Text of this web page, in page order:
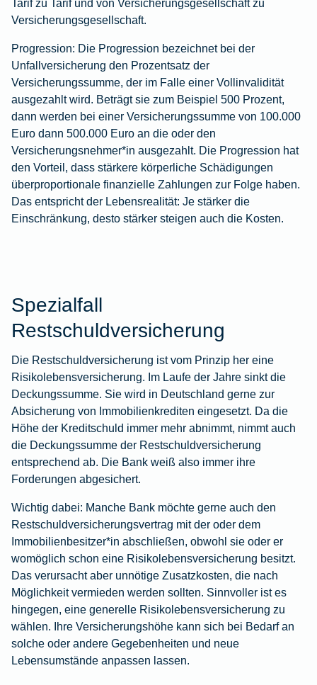
Tarif zu Tarif und von Versicherungsgesellschaft zu
Versicherungsgesellschaft.
Progression: Die Progression bezeichnet bei der
Unfallversicherung den Prozentsatz der
Versicherungssumme, der im Falle einer Vollinvalidität
ausgezahlt wird. Beträgt sie zum Beispiel 500 Prozent,
dann werden bei einer Versicherungssumme von 100.000
Euro dann 500.000 Euro an die oder den
Versicherungsnehmer*in ausgezahlt. Die Progression hat
den Vorteil, dass stärkere körperliche Schädigungen
überproportionale finanzielle Zahlungen zur Folge haben.
Das entspricht der Lebensrealität: Je stärker die
Einschränkung, desto stärker steigen auch die Kosten.
Spezialfall
Restschuldversicherung
Die Restschuldversicherung ist vom Prinzip her eine
Risikolebensversicherung. Im Laufe der Jahre sinkt die
Deckungssumme. Sie wird in Deutschland gerne zur
Absicherung von Immobilienkrediten eingesetzt. Da die
Höhe der Kreditschuld immer mehr abnimmt, nimmt auch
die Deckungssumme der Restschuldversicherung
entsprechend ab. Die Bank weiß also immer ihre
Forderungen abgesichert.
Wichtig dabei: Manche Bank möchte gerne auch den
Restschuldversicherungsvertrag mit der oder dem
Immobilienbesitzer*in abschließen, obwohl sie oder er
womöglich schon eine Risikolebensversicherung besitzt.
Das verursacht aber unnötige Zusatzkosten, die nach
Möglichkeit vermieden werden sollten. Sinnvoller ist es
hingegen, eine generelle Risikolebensversicherung zu
wählen. Ihre Versicherungshöhe kann sich bei Bedarf an
solche oder andere Gegebenheiten und neue
Lebensumstände anpassen lassen.